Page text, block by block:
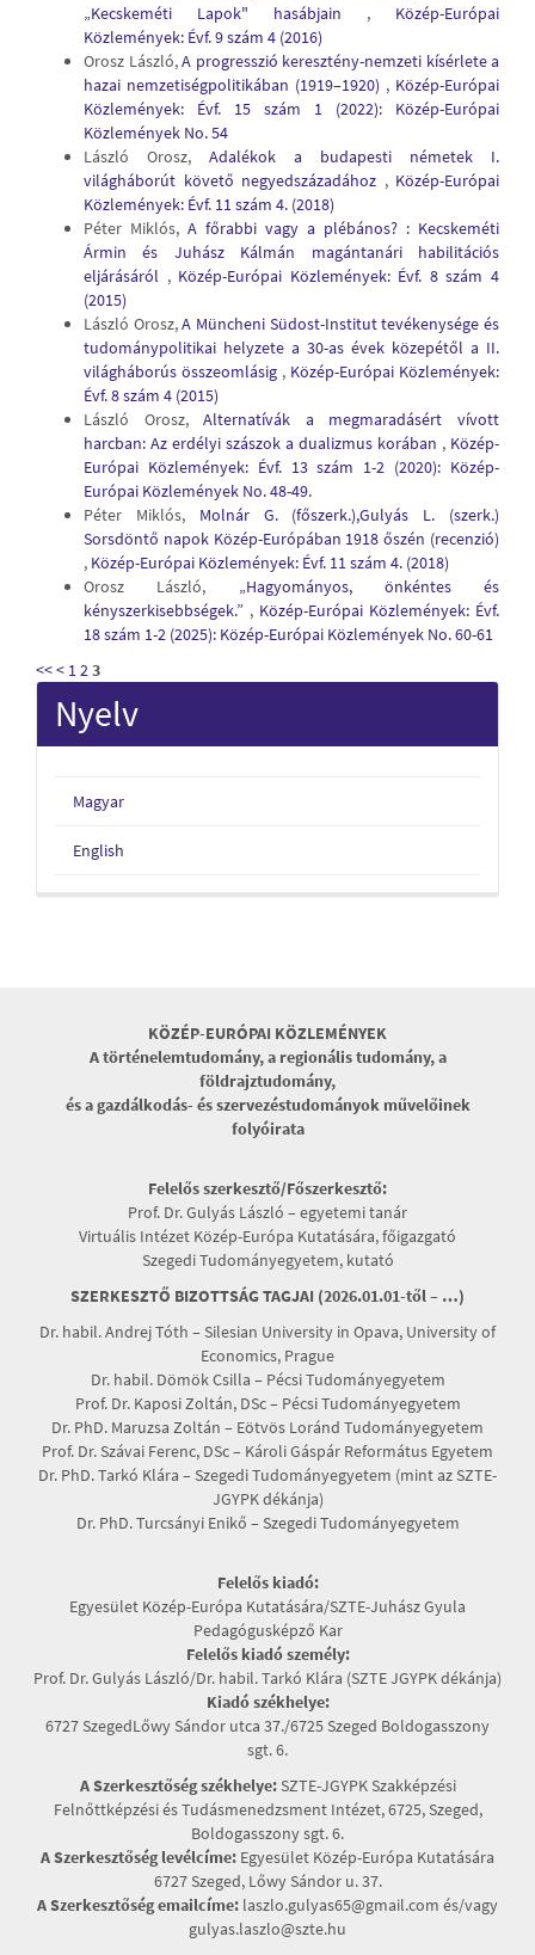
„Kecskeméti Lapok" hasábjain , Közép-Európai
Közlemények: Évf. 9 szám 4 (2016)
Orosz László,A progresszió keresztény-nemzeti kísérlete a
hazai nemzetiségpolitikában (1919–1920) , Közép-Európai
Közlemények: Évf. 15 szám 1 (2022): Közép-Európai
Közlemények No. 54
László Orosz, Adalékok a budapesti németek I.
világháborút követő negyedszázadához , Közép-Európai
Közlemények: Évf. 11 szám 4. (2018)
Péter Miklós, A főrabbi vagy a plébános? : Kecskeméti
Ármin és Juhász Kálmán magántanári habilitációs
eljárásáról , Közép-Európai Közlemények: Évf. 8 szám 4
(2015)
László Orosz,A Müncheni Südost-Institut tevékenysége és
tudománypolitikai helyzete a 30-as évek közepétől a II.
világháborús összeomlásig , Közép-Európai Közlemények:
Évf. 8 szám 4 (2015)
László Orosz,Alternatívák a megmaradásért vívott
harcban: Az erdélyi szászok a dualizmus korában , Közép-
Európai Közlemények: Évf. 13 szám 1-2 (2020): Közép-
Európai Közlemények No. 48-49.
Péter Miklós, Molnár G. (főszerk.),Gulyás L. (szerk.)
Sorsdöntő napok Közép-Európában 1918 őszén (recenzió)
, Közép-Európai Közlemények: Évf. 11 szám 4. (2018)
Orosz László, „Hagyományos, önkéntes és
kényszerkisebbségek.” , Közép-Európai Közlemények: Évf.
18 szám 1-2 (2025): Közép-Európai Közlemények No. 60-61
<<< 123
Nyelv
Magyar
English
KÖZÉP-EURÓPAI KÖZLEMÉNYEK
A történelemtudomány, a regionális tudomány, a
földrajztudomány,
és a gazdálkodás- és szervezéstudományok művelőinek
folyóirata
Felelős szerkesztő/Főszerkesztő:
Prof. Dr. Gulyás László – egyetemi tanár
Virtuális Intézet Közép-Európa Kutatására, főigazgató
Szegedi Tudományegyetem, kutató
SZERKESZTŐ BIZOTTSÁG TAGJAI (2026.01.01-től – …)
Dr. habil. Andrej Tóth – Silesian University in Opava, University of
Economics, Prague
Dr. habil. Dömök Csilla – Pécsi Tudományegyetem
Prof. Dr. Kaposi Zoltán, DSc – Pécsi Tudományegyetem
Dr. PhD. Maruzsa Zoltán – Eötvös Loránd Tudományegyetem
Prof. Dr. Szávai Ferenc, DSc – Károli Gáspár Református Egyetem
Dr. PhD. Tarkó Klára – Szegedi Tudományegyetem (mint az SZTE-
JGYPK dékánja)
Dr. PhD. Turcsányi Enikő – Szegedi Tudományegyetem
Felelős kiadó:
Egyesület Közép-Európa Kutatására/SZTE-Juhász Gyula
Pedagógusképző Kar
Felelős kiadó személy:
Prof. Dr. Gulyás László/Dr. habil. Tarkó Klára (SZTE JGYPK dékánja)
Kiadó székhelye:
6727 SzegedLőwy Sándor utca 37./6725 Szeged Boldogasszony
sgt. 6.
A Szerkesztőség székhelye:SZTE-JGYPK Szakképzési
Felnőttképzési és Tudásmenedzsment Intézet, 6725, Szeged,
Boldogasszony sgt. 6.
A Szerkesztőség levélcíme: Egyesület Közép-Európa Kutatására
6727 Szeged, Lőwy Sándor u. 37.
A Szerkesztőség emailcíme: laszlo.gulyas65@gmail.com és/vagy
gulyas.laszlo@szte.hu